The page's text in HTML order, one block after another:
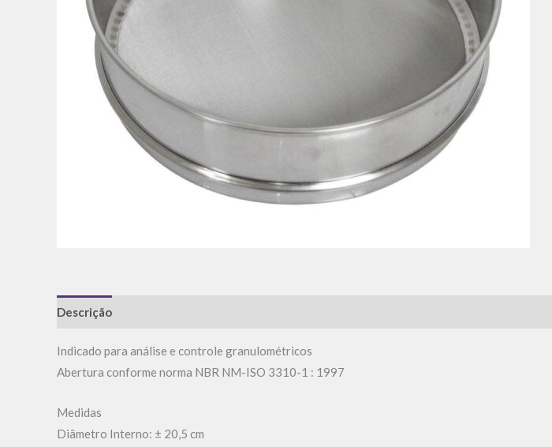
Descrição
Indicado para análise e controle granulométricos
Abertura conforme norma NBR NM-ISO 3310-1 : 1997
Medidas
Diâmetro Interno: ± 20,5 cm